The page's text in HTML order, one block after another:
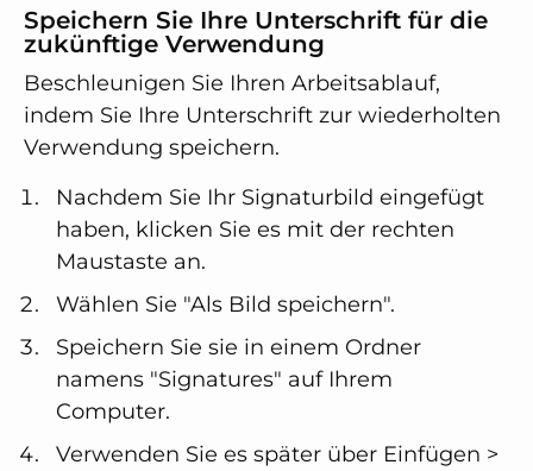
Speichern Sie Ihre Unterschrift für die
zukünftige Verwendung
Beschleunigen Sie Ihren Arbeitsablauf,
indem Sie Ihre Unterschrift zur wiederholten
Verwendung speichern.
Nachdem Sie Ihr Signaturbild eingefügt
haben, klicken Sie es mit der rechten
Maustaste an.
Wählen Sie "Als Bild speichern".
Speichern Sie sie in einem Ordner
namens "Signatures" auf Ihrem
Computer.
Verwenden Sie es später über Einfügen >